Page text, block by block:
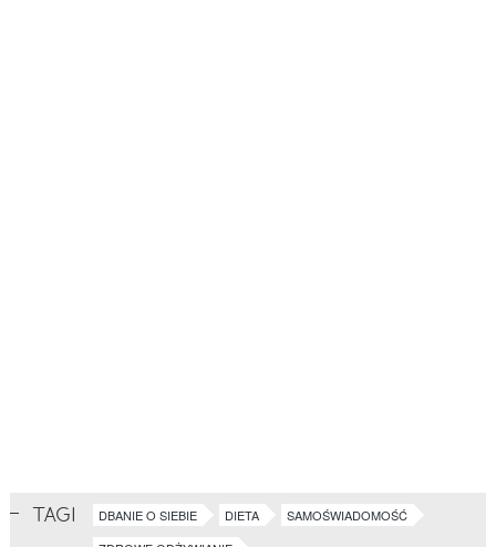
TAGI DBANIE O SIEBIE DIETA
SAMOŚWIADOMOŚĆ